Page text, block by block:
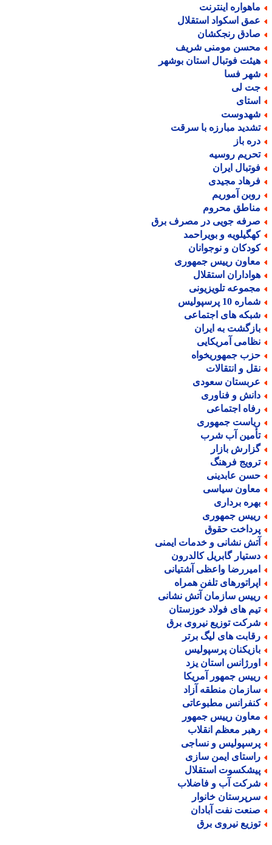
اینترنت
اسکواد استقلال
رنجکشان
مومنی شریف
فوتبال استان بوشهر
فسا
لی
مبارزه با سرقت
باز
روسیه
ایران
مجیدی
آموریم
محروم
جویی در مصرف برق
و بویراحمد
و نوجوانان
رییس جمهوری
استقلال
تلویزیونی
10 پرسپولیس
های اجتماعی
به ایران
آمریکایی
جمهوریخواه
و انتقالات
سعودی
و فناوری
اجتماعی
جمهوری
آب شرب
بازار
فرهنگ
عابدینی
سیاسی
برداری
جمهوری
حقوق
نشانی و خدمات ایمنی
گابریل کالدرون
واعظی آشتیانی
تلفن همراه
سازمان آتش نشانی
های فولاد خوزستان
توزیع نیروی برق
های لیگ برتر
پرسپولیس
استان یزد
جمهور آمریکا
منطقه آزاد
مطبوعاتی
رییس جمهور
معظم انقلاب
و نساجی
ایمن سازی
استقلال
آب و فاضلاب
خانوار
نفت آبادان
نیروی برق